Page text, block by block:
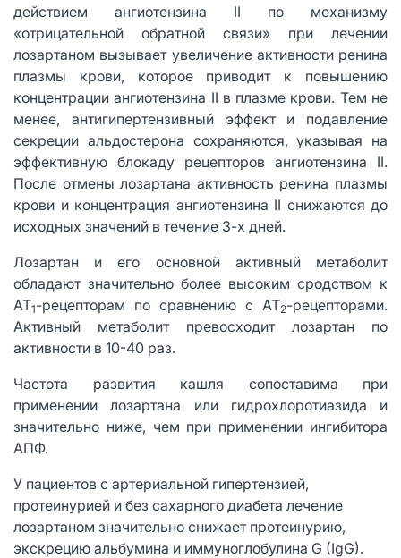
действием ангиотензина II по механизму
«отрицательной обратной связи» при лечении
лозартаном вызывает увеличение активности ренина
плазмы крови, которое приводит к повышению
концентрации ангиотензина II в плазме крови. Тем не
менее, антигипертензивный эффект и подавление
секреции альдостерона сохраняются, указывая на
эффективную блокаду рецепторов ангиотензина II.
После отмены лозартана активность ренина плазмы
крови и концентрация ангиотензина II снижаются до
исходных значений в течение 3-х дней.
Лозартан и его основной активный метаболит
обладают значительно более высоким сродством к
АТ1-рецепторам по сравнению с АТ2-рецепторами.
Активный метаболит превосходит лозартан по
активности в 10-40 раз.
Частота развития кашля сопоставима при
применении лозартана или гидрохлоротиазида и
значительно ниже, чем при применении ингибитора
АПФ.
У пациентов с артериальной гипертензией,
протеинурией и без сахарного диабета лечение
лозартаном значительно снижает протеинурию,
экскрецию альбумина и иммуноглобулина G (IgG).